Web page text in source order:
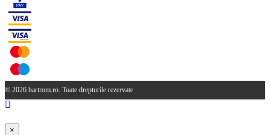
© 2026 bartrom.ro. Toate drepturile rezervate
×